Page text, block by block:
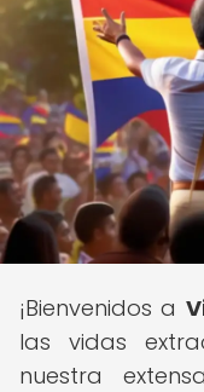
¡Bienvenidos a
las vidas
nuestra